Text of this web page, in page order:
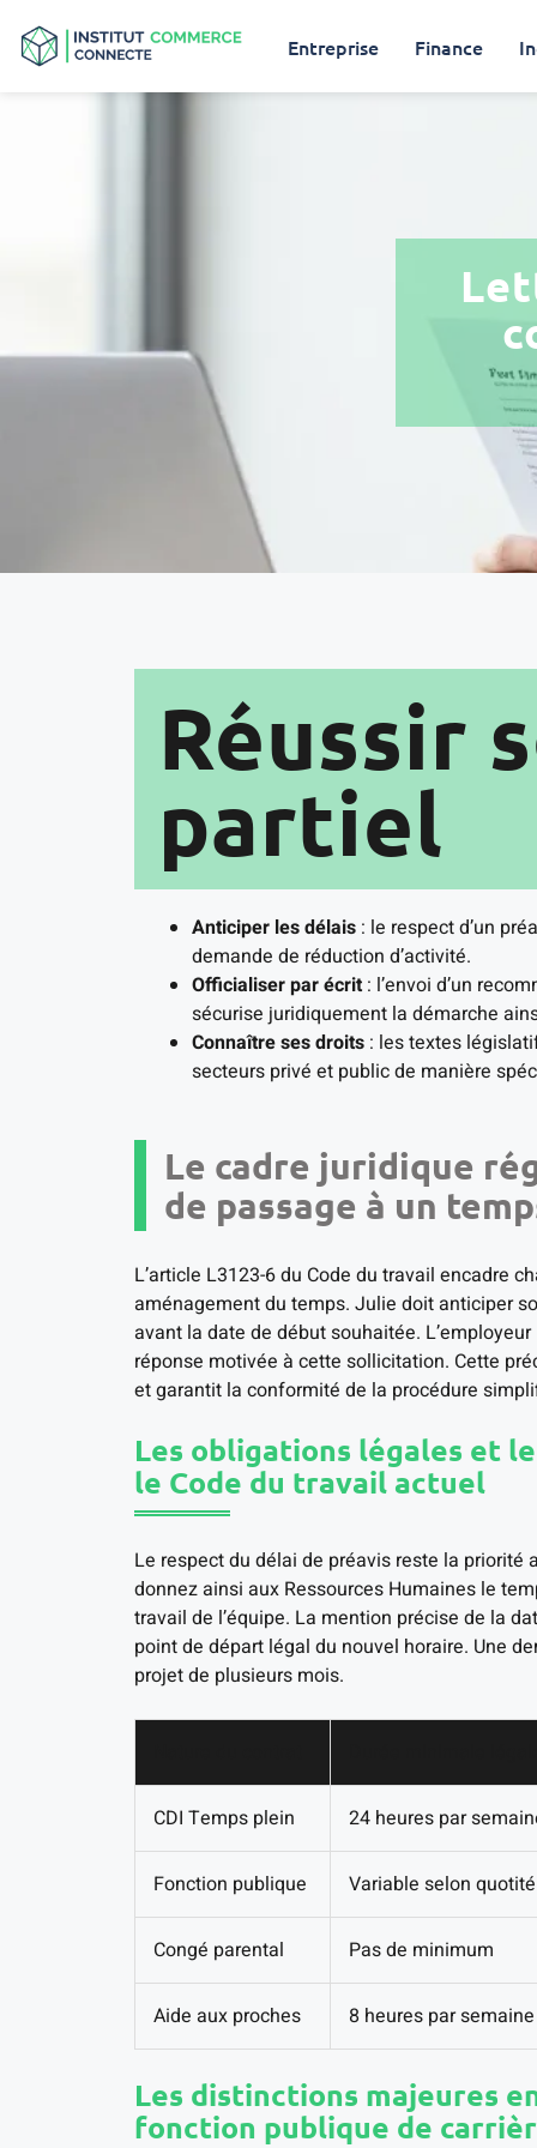
Entreprise Finance
Réussir
partiel
Anticiper les délais : le respect d’un
demande de réduction d’activité.
Officialiser par écrit: l’envoi d’un
sécurise juridiquement la démarche
Connaître ses droits : les textes
secteurs privé et public de manière
Le cadre juridique
de passage à un
L’article L3123-6 du Code du travail encadre
aménagement du temps. Julie doit anticiper
avant la date de début souhaitée.
réponse motivée à cette sollicitation. Cette
et garantit la conformité de la procédure
Les obligations légales et
le Code du travail actuel
Le respect du délai de préavis reste la
donnez ainsi aux Ressources Humaines le
travail de l’équipe. La mention précise de la
point de départ légal du nouvel horaire. Une
projet de plusieurs mois.
CDI Temps plein 24 heures par
Fonction publique Variable selon quotité
Congé parental Pas de minimum
Aide aux proches 8 heures par semaine
Les distinctions majeures
fonction publique de